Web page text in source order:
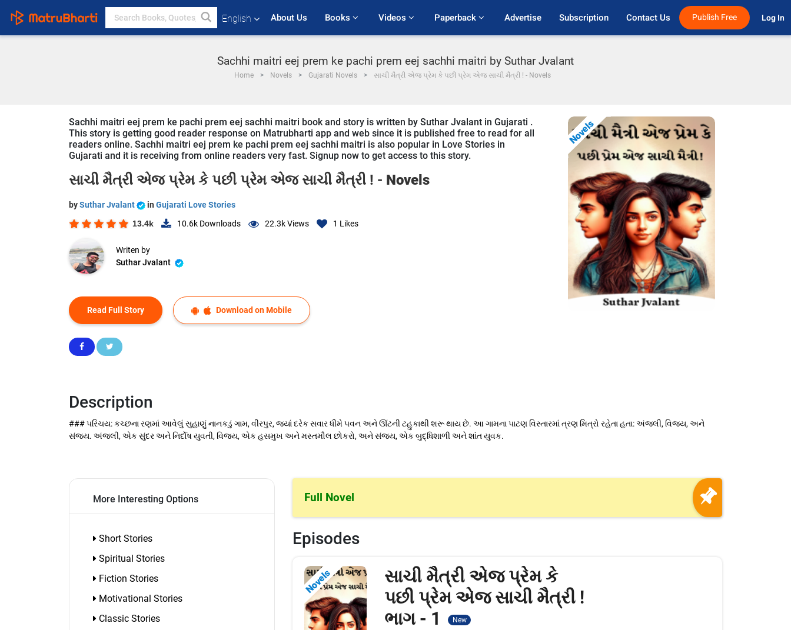
English About Us Books Videos Paperback Advertise Subscription Contact Us Publish Free Log In
Sachhi maitri eej prem ke pachi prem eej sachhi maitri by Suthar Jvalant
Home Novels Gujarati Novels સાચી મૈત્રી એજ પ્રેમ કે પછી પ્રેમ એજ સાચી મૈત્રી ! - Novels
Sachhi maitri eej prem ke pachi prem eej sachhi maitri book and story is written by Suthar Jvalant in Gujarati .
This story is getting good reader response on Matrubharti app and web since it is published free to read for all
readers online. Sachhi maitri eej prem ke pachi prem eej sachhi maitri is also popular in Love Stories in
Gujarati and it is receiving from online readers very fast. Signup now to get access to this story.
સાચી મૈત્રી એજ પ્રેમ કે પછી પ્રેમ એજ સાચી મૈત્રી ! - Novels
bySuthar Jvalant in Gujarati Love Stories
13.4k 10.6k Downloads 22.3kViews 1 Likes
Writen by
Suthar Jvalant
Read Full Story Download on Mobile
Novels
Description
### પરિચય: કચ્છના રણમાં આવેલું સુહાણું નાનકડું ગામ, વીરપુર, જ્યાં દરેક સવાર ધીમે પવન અને ઊંટની ટહુકાથી શરૂ થાય છે. આ ગામના પાટણ વિસ્તારમાં ત્રણ મિત્રો રહેતા હતા: અંજલી, વિજય, અને
સંજય. અંજલી, એક સુંદર અને નિર્દોષ યુવતી, વિજય, એક હસમુખ અને મસ્તમૌલ છોકરો, અને સંજય, એક બુદ્ધિશાળી અને શાંત યુવક.
More Interesting Options
Short Stories
Spiritual Stories
Fiction Stories
Motivational Stories
Classic Stories
Full Novel
Episodes
Novels
સાચી મૈત્રી એજ પ્રેમ કે
પછી પ્રેમ એજ સાચી મૈત્રી !
ભાગ - 1
New